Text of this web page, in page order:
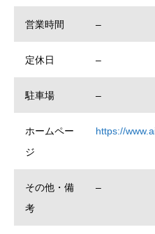
営業時間 –
定休日 –
駐車場 –
ホームペー
ジ
https://
その他・備
考
–